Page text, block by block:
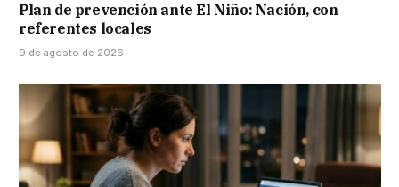
Plan de prevención ante El Niño: Nación, con
referentes locales
9 de agosto de 2026